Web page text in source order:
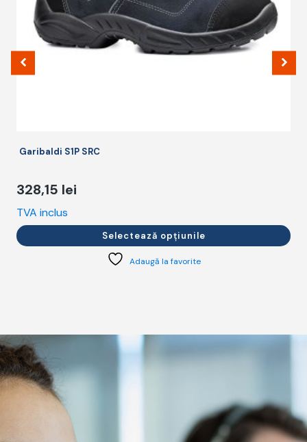
Garibaldi S1P SRC
328,15 lei
TVA inclus
Selectează opțiunile
alese
pagina
produsului.
Adaugă la favorite